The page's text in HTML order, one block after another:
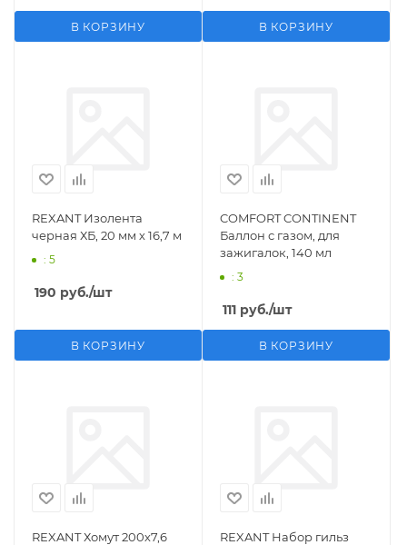
В КОРЗИНУ В КОРЗИНУ
REXANT Изолента
черная ХБ, 20 мм х 16,7 м
: 5
190 руб./шт
В КОРЗИНУ
COMFORT CONTINENT
Баллон с газом, для
зажигалок, 140 мл
: 3
111 руб./шт
В КОРЗИНУ
REXANT Хомут 200х7,6
REXANT Набор гильз